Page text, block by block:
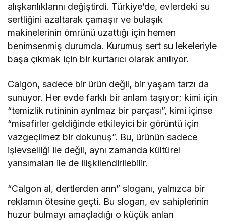
alışkanlıklarını değiştirdi. Türkiye’de, evlerdeki su
sertliğini azaltarak çamaşır ve bulaşık
makinelerinin ömrünü uzattığı için hemen
benimsenmiş durumda. Kurumuş sert su lekeleriyle
başa çıkmak için bir kurtarıcı olarak anılıyor.
Calgon, sadece bir ürün değil, bir yaşam tarzı da
sunuyor. Her evde farklı bir anlam taşıyor; kimi için
“temizlik rutininin ayrılmaz bir parçası”, kimi içinse
“misafirler geldiğinde etkileyici bir görüntü için
vazgeçilmez bir dokunuş”. Bu, ürünün sadece
işlevselliği ile değil, aynı zamanda kültürel
yansımaları ile de ilişkilendirilebilir.
“Calgon al, dertlerden arın” sloganı, yalnızca bir
reklamın ötesine geçti. Bu slogan, ev sahiplerinin
huzur bulmayı amaçladığı o küçük anları